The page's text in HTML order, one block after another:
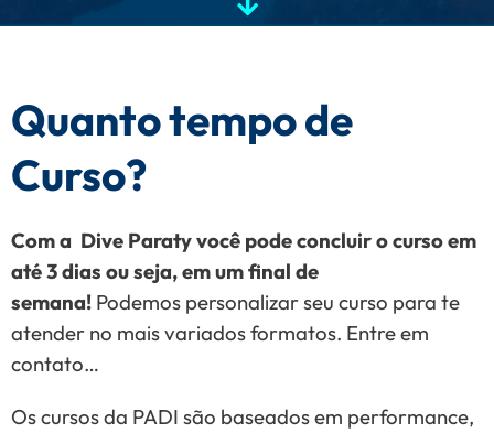
Quanto tempo de
Curso?
Com a Dive Paraty você pode concluir o curso em
até 3 dias ou seja, em um final de
semana! Podemos personalizar seu curso para te
atender no mais variados formatos. Entre em
contato…
Os cursos da PADI são baseados em performance,